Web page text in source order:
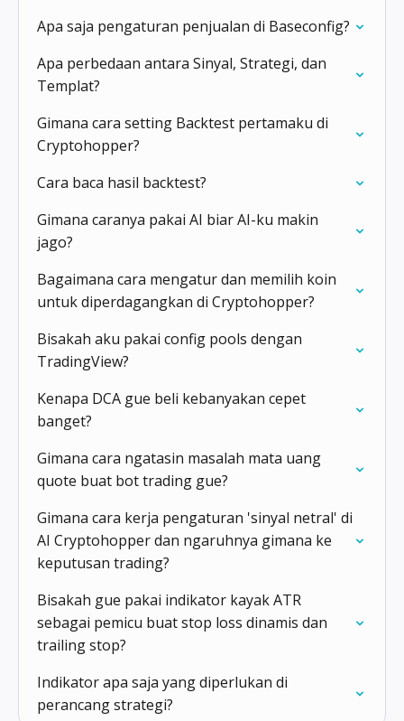
Apa saja pengaturan penjualan di Baseconfig?
Apa perbedaan antara Sinyal, Strategi, dan
Templat?
Gimana cara setting Backtest pertamaku di
Cryptohopper?
Cara baca hasil backtest?
Gimana caranya pakai AI biar AI-ku makin
jago?
Bagaimana cara mengatur dan memilih koin
untuk diperdagangkan di Cryptohopper?
Bisakah aku pakai config pools dengan
TradingView?
Kenapa DCA gue beli kebanyakan cepet
banget?
Gimana cara ngatasin masalah mata uang
quote buat bot trading gue?
Gimana cara kerja pengaturan 'sinyal netral' di
AI Cryptohopper dan ngaruhnya gimana ke
keputusan trading?
Bisakah gue pakai indikator kayak ATR
sebagai pemicu buat stop loss dinamis dan
trailing stop?
Indikator apa saja yang diperlukan di
perancang strategi?